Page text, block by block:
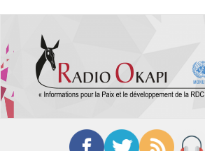
contenu
principal